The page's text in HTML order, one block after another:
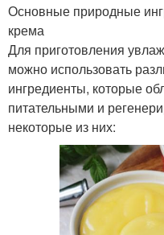
Основные природные
крема
Для приготовления
можно использовать
ингредиенты, которые
питательными и
некоторые из них: